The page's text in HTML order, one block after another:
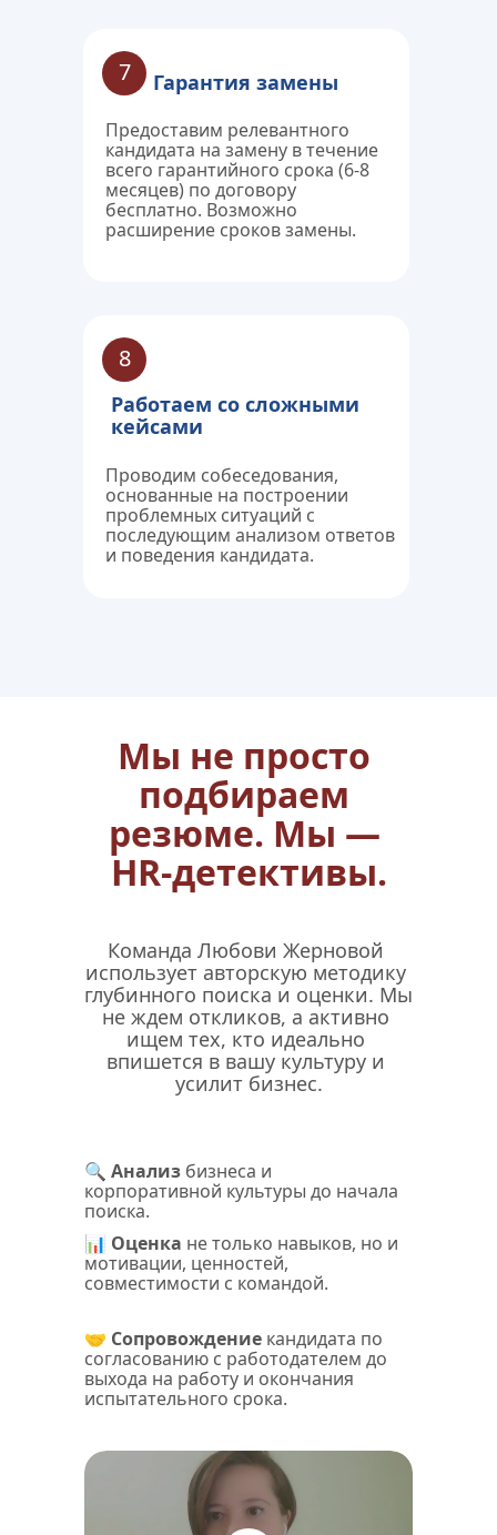
7 Гарантия замены
Предоставим релевантного
кандидата на замену в течение
всего гарантийного срока (6-8
месяцев) по договору
бесплатно. Возможно
расширение сроков замены.
8
Работаем со сложными
кейсами
Проводим собеседования,
основанные на построении
проблемных ситуаций с
последующим анализом ответов
и поведения кандидата.
Мы не просто
подбираем
резюме. Мы —
HR-детективы.
Команда Любови Жерновой
использует авторскую методику
глубинного поиска и оценки. Мы
не ждем откликов, а активно
ищем тех, кто идеально
впишется в вашу культуру и
усилит бизнес.
🔍 Анализ бизнеса и
корпоративной культуры до начала
поиска.
📊 Оценка не только навыков, но и
мотивации, ценностей,
совместимости с командой.
🤝 Сопровождение кандидата по
согласованию с работодателем до
выхода на работу и окончания
испытательного срока.